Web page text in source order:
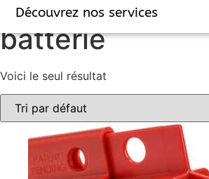
Découvrez nos services
Accueil/ Produits identifiés “batterie”
batterie
Voici le seul résultat